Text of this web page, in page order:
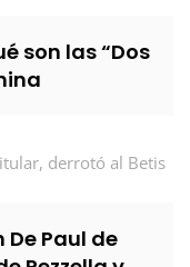
son las “Dos
Paul de